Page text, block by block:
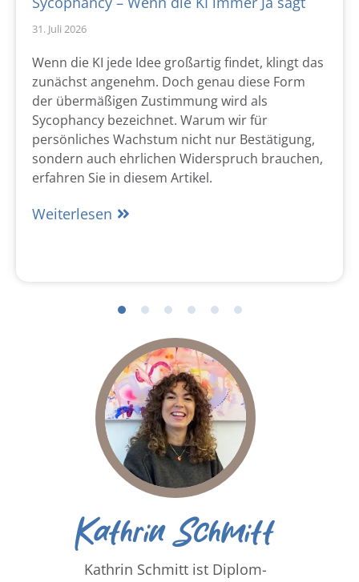
31. Juli 2026
Wenn die KI jede Idee großartig findet, klingt das
zunächst angenehm. Doch genau diese Form
der übermäßigen Zustimmung wird als
Sycophancy bezeichnet. Warum wir für
persönliches Wachstum nicht nur Bestätigung,
sondern auch ehrlichen Widerspruch brauchen,
erfahren Sie in diesem Artikel.
Weiterlesen
Kathrin Schmitt
Kathrin Schmitt ist Diplom-